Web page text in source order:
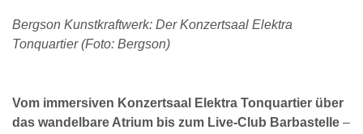
Bergson Kunstkraftwerk: Der Konzertsaal Elektra
Tonquartier (Foto: Bergson)
Vom immersiven Konzertsaal Elektra Tonquartier über
das wandelbare Atrium bis zum Live-Club Barbastelle –